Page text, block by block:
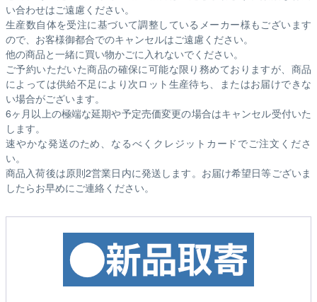
い合わせはご遠慮ください。
生産数自体を受注に基づいて調整しているメーカー様もございます
ので、お客様御都合でのキャンセルはご遠慮ください。
他の商品と一緒に買い物かごに入れないでください。
ご予約いただいた商品の確保に可能な限り務めておりますが、商品
によっては供給不足により次ロット生産待ち、またはお届けできな
い場合がございます。
6ヶ月以上の極端な延期や予定売価変更の場合はキャンセル受付いた
します。
速やかな発送のため、なるべくクレジットカードでご注文くださ
い。
商品入荷後は原則2営業日内に発送します。お届け希望日等ございま
したらお早めにご連絡ください。